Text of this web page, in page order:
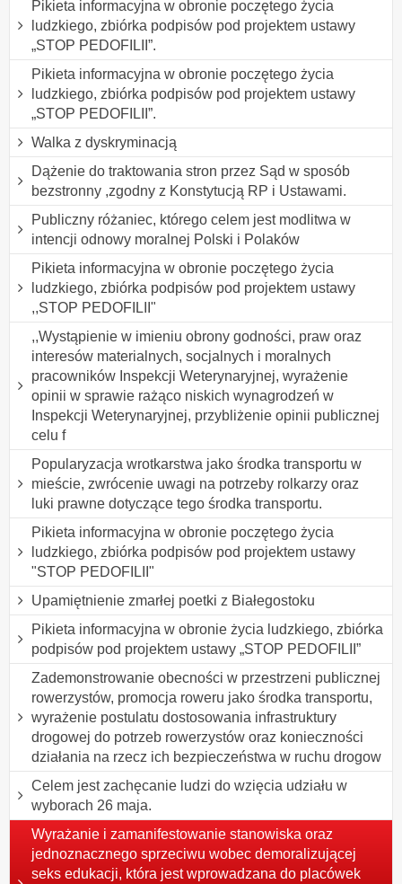
Pikieta informacyjna w obronie poczętego życia
ludzkiego, zbiórka podpisów pod projektem ustawy
„STOP PEDOFILII”.
Pikieta informacyjna w obronie poczętego życia
ludzkiego, zbiórka podpisów pod projektem ustawy
„STOP PEDOFILII”.
Walka z dyskryminacją
Dążenie do traktowania stron przez Sąd w sposób
bezstronny ,zgodny z Konstytucją RP i Ustawami.
Publiczny różaniec, którego celem jest modlitwa w
intencji odnowy moralnej Polski i Polaków
Pikieta informacyjna w obronie poczętego życia
ludzkiego, zbiórka podpisów pod projektem ustawy
,,STOP PEDOFILII"
,,Wystąpienie w imieniu obrony godności, praw oraz
interesów materialnych, socjalnych i moralnych
pracowników Inspekcji Weterynaryjnej, wyrażenie
opinii w sprawie rażąco niskich wynagrodzeń w
Inspekcji Weterynaryjnej, przybliżenie opinii publicznej
celu f
Popularyzacja wrotkarstwa jako środka transportu w
mieście, zwrócenie uwagi na potrzeby rolkarzy oraz
luki prawne dotyczące tego środka transportu.
Pikieta informacyjna w obronie poczętego życia
ludzkiego, zbiórka podpisów pod projektem ustawy
"STOP PEDOFILII"
Upamiętnienie zmarłej poetki z Białegostoku
Pikieta informacyjna w obronie życia ludzkiego, zbiórka
podpisów pod projektem ustawy „STOP PEDOFILII”
Zademonstrowanie obecności w przestrzeni publicznej
rowerzystów, promocja roweru jako środka transportu,
wyrażenie postulatu dostosowania infrastruktury
drogowej do potrzeb rowerzystów oraz konieczności
działania na rzecz ich bezpieczeństwa w ruchu drogow
Celem jest zachęcanie ludzi do wzięcia udziału w
wyborach 26 maja.
Wyrażanie i zamanifestowanie stanowiska oraz
jednoznacznego sprzeciwu wobec demoralizującej
seks edukacji, która jest wprowadzana do placówek